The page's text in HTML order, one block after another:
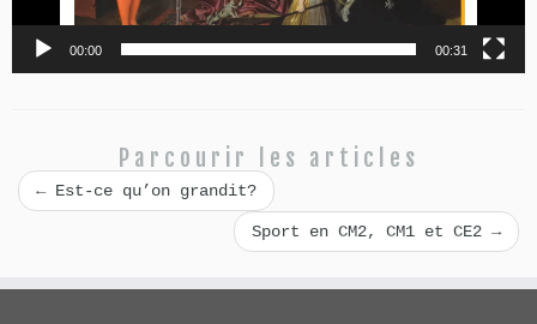
00:00 00:31
Parcourir les articles
←Est-ce qu’on grandit?
Sport en CM2, CM1 et CE2 →